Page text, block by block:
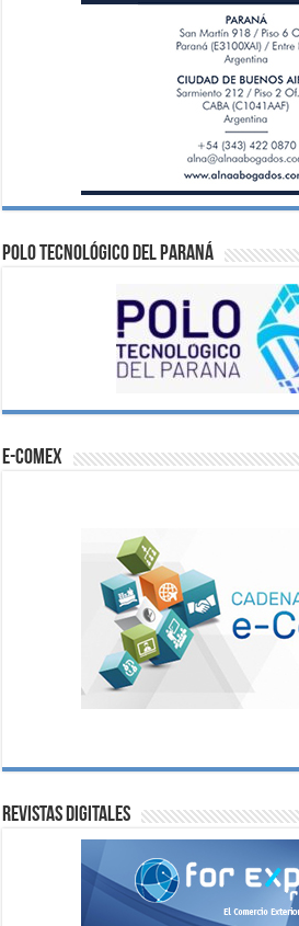
Polo Tecnológico del Paraná
e-comex
Revistas digitales